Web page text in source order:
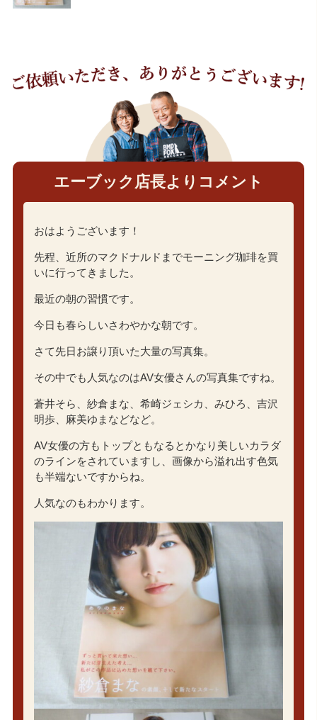
エーブック店長よりコメント
おはようございます！
先程、近所のマクドナルドまでモーニング珈琲を買
いに行ってきました。
最近の朝の習慣です。
今日も春らしいさわやかな朝です。
さて先日お譲り頂いた大量の写真集。
その中でも人気なのはAV女優さんの写真集ですね。
蒼井そら、紗倉まな、希崎ジェシカ、みひろ、吉沢
明歩、麻美ゆまなどなど。
AV女優の方もトップともなるとかなり美しいカラダ
のラインをされていますし、画像から溢れ出す色気
も半端ないですからね。
人気なのもわかります。